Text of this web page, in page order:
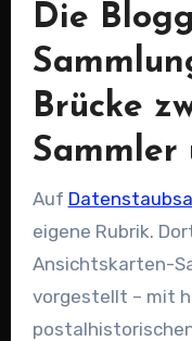
Die
Brücke
Auf
eigene Rubrik.
Ansichtskarten-
vorgestellt – mit